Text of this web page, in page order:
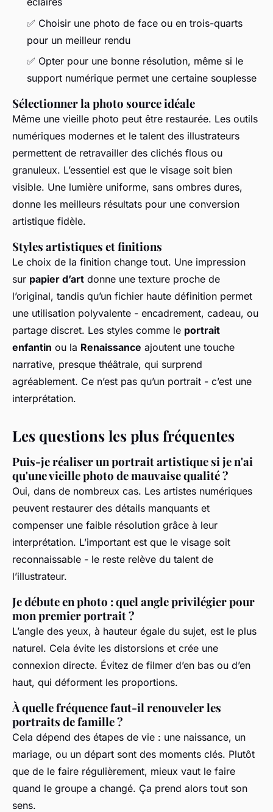
✅ Choisir une photo de face ou en trois-quarts
pour un meilleur rendu
✅ Opter pour une bonne résolution, même si le
support numérique permet une certaine souplesse
Sélectionner la photo source idéale
Même une vieille photo peut être restaurée. Les outils
numériques modernes et le talent des illustrateurs
permettent de retravailler des clichés flous ou
granuleux. L’essentiel est que le visage soit bien
visible. Une lumière uniforme, sans ombres dures,
donne les meilleurs résultats pour une conversion
artistique fidèle.
Styles artistiques et finitions
Le choix de la finition change tout. Une impression
sur papier d’art donne une texture proche de
l’original, tandis qu’un fichier haute définition permet
une utilisation polyvalente - encadrement, cadeau, ou
partage discret. Les styles comme le portrait
enfantin ou la Renaissance ajoutent une touche
narrative, presque théâtrale, qui surprend
agréablement. Ce n’est pas qu’un portrait - c’est une
interprétation.
Les questions les plus fréquentes
Puis-je réaliser un portrait artistique si je n'ai
qu'une vieille photo de mauvaise qualité ?
Oui, dans de nombreux cas. Les artistes numériques
peuvent restaurer des détails manquants et
compenser une faible résolution grâce à leur
interprétation. L’important est que le visage soit
reconnaissable - le reste relève du talent de
l’illustrateur.
Je débute en photo : quel angle privilégier pour
mon premier portrait ?
L’angle des yeux, à hauteur égale du sujet, est le plus
naturel. Cela évite les distorsions et crée une
connexion directe. Évitez de filmer d’en bas ou d’en
haut, qui déforment les proportions.
À quelle fréquence faut-il renouveler les
portraits de famille ?
Cela dépend des étapes de vie : une naissance, un
mariage, ou un départ sont des moments clés. Plutôt
que de le faire régulièrement, mieux vaut le faire
quand le groupe a changé. Ça prend alors tout son
sens.